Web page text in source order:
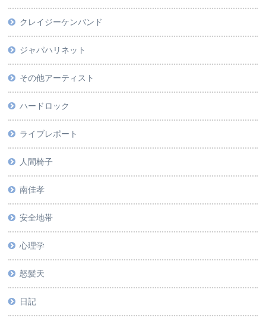
クレイジーケンバンド
ジャパハリネット
その他アーティスト
ハードロック
ライブレポート
人間椅子
南佳孝
安全地帯
心理学
怒髪天
日記